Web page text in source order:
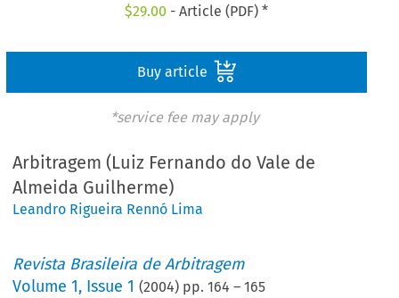
$29.00 - Article (PDF) *
Buy article
*service fee may apply
Arbitragem (Luiz Fernando do Vale de
Almeida Guilherme)
Leandro Rigueira Rennó Lima
Revista Brasileira de Arbitragem
Volume1, Issue 1 (2004) pp.164 –165